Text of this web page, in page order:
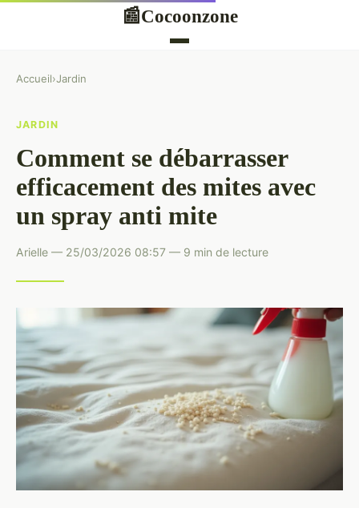
📰Cocoonzone
Accueil›Jardin
JARDIN
Comment se débarrasser
efficacement des mites avec
un spray anti mite
Arielle — 25/03/2026 08:57 — 9 min de lecture